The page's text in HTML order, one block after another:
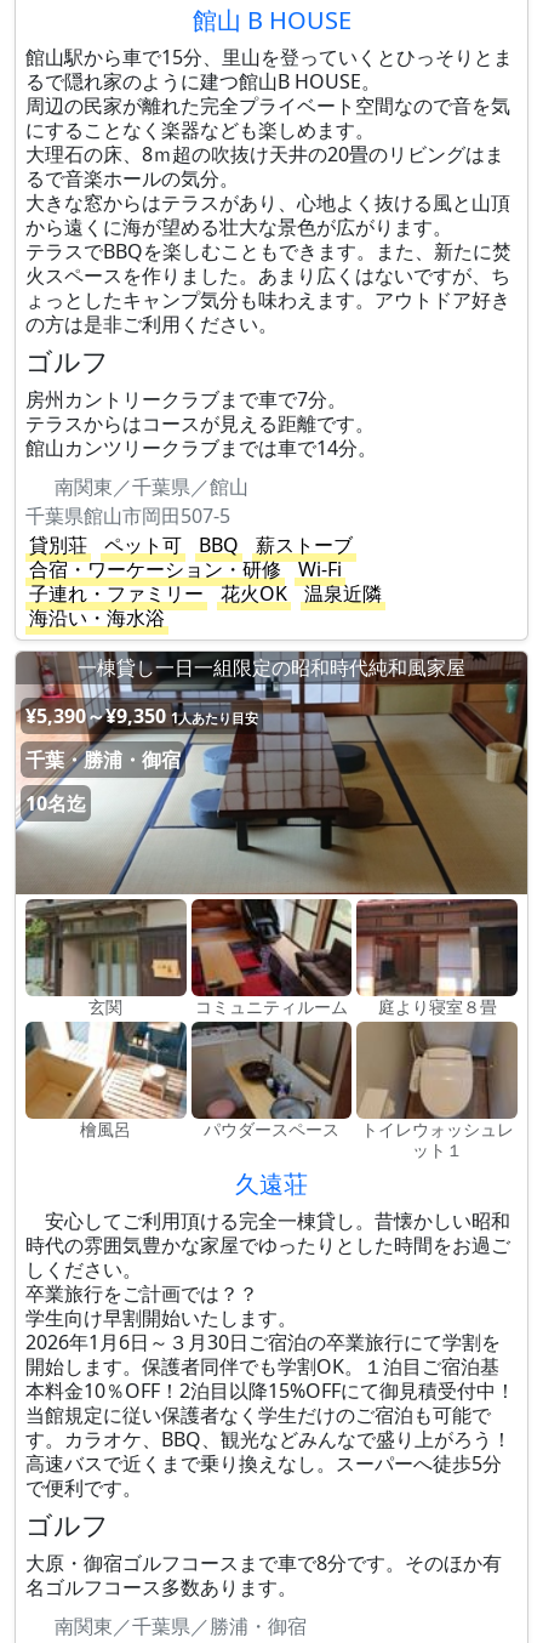
館山 B HOUSE
館山駅から車で15分、里山を登っていくとひっそりとま
るで隠れ家のように建つ館山B HOUSE。
周辺の民家が離れた完全プライベート空間なので音を気
にすることなく楽器なども楽しめます。
大理石の床、8ｍ超の吹抜け天井の20畳のリビングはま
るで音楽ホールの気分。
大きな窓からはテラスがあり、心地よく抜ける風と山頂
から遠くに海が望める壮大な景色が広がります。
テラスでBBQを楽しむこともできます。また、新たに焚
火スペースを作りました。あまり広くはないですが、ち
ょっとしたキャンプ気分も味わえます。アウトドア好き
の方は是非ご利用ください。
ゴルフ
房州カントリークラブまで車で7分。
テラスからはコースが見える距離です。
館山カンツリークラブまでは車で14分。
南関東／千葉県／館山
千葉県館山市岡田507-5
貸別荘
ペット可 BBQ
薪ストーブ
合宿・ワーケーション・研修
Wi-Fi
子連れ・ファミリー
花火OK
温泉近隣
海沿い・海水浴
一棟貸し一日一組限定の昭和時代純和風家屋
¥5,390～¥9,350 1人あたり目安
千葉・勝浦・御宿
10名迄
玄関 コミュニティルーム 庭より寝室８畳
檜風呂 パウダースペース
トイレウォッシュレ
ット１
久遠荘
安心してご利用頂ける完全一棟貸し。昔懐かしい昭和
時代の雰囲気豊かな家屋でゆったりとした時間をお過ご
しください。
卒業旅行をご計画では？？
学生向け早割開始いたします。
2026年1月6日～３月30日ご宿泊の卒業旅行にて学割を
開始します。保護者同伴でも学割OK。１泊目ご宿泊基
本料金10％OFF！2泊目以降15%OFFにて御見積受付中！
当館規定に従い保護者なく学生だけのご宿泊も可能で
す。カラオケ、BBQ、観光などみんなで盛り上がろう！
高速バスで近くまで乗り換えなし。スーパーへ徒歩5分
で便利です。
ゴルフ
大原・御宿ゴルフコースまで車で8分です。そのほか有
名ゴルフコース多数あります。
南関東／千葉県／勝浦・御宿